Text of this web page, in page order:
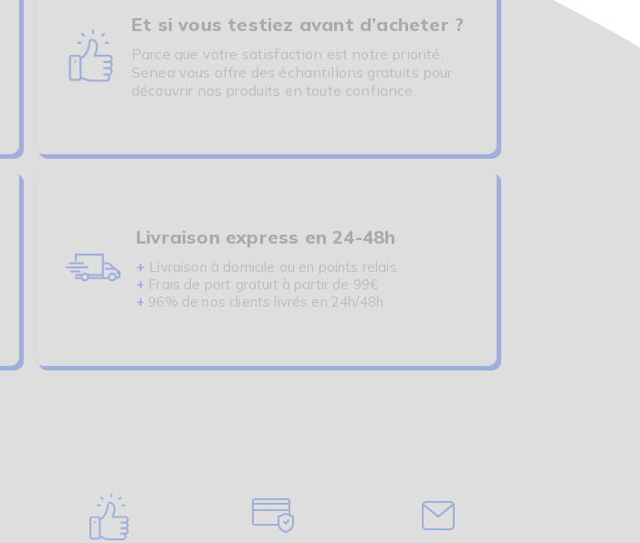
Et si vous testiez avant d’acheter ?
Parce que votre satisfaction est notre priorité,
Senea vous offre des échantillons gratuits pour
découvrir nos produits en toute confiance.
Livraison express en 24-48h
+ Livraison à domicile ou en points relais
+ Frais de port gratuit à partir de 99€
+ 96% de nos clients livrés en 24h/48h